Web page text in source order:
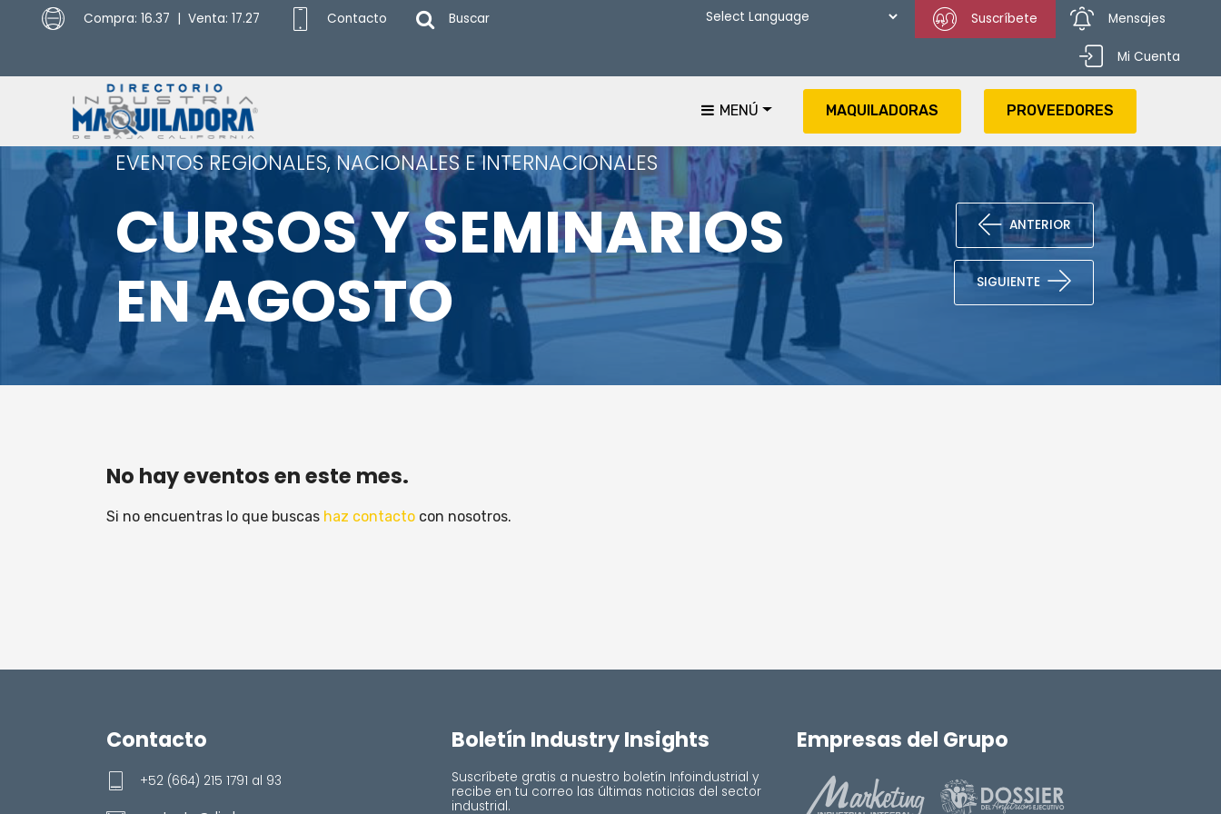
Compra: 16.37 | Venta: 17.27 Contacto Buscar Suscríbete Mensajes
Mi Cuenta
MENÚ MAQUILADORAS PROVEEDORES
EVENTOS REGIONALES, NACIONALES E INTERNACIONALES
CURSOS Y SEMINARIOS
EN AGOSTO
ANTERIOR
SIGUIENTE
No hay eventos en este mes.
Si no encuentras lo que buscas haz contacto con nosotros.
Contacto
+52 (664) 215 1791 al 93
Boletín Industry Insights
Suscríbete gratis a nuestro boletín Infoindustrial y
recibe en tu correo las últimas noticias del sector
industrial.
Empresas del Grupo